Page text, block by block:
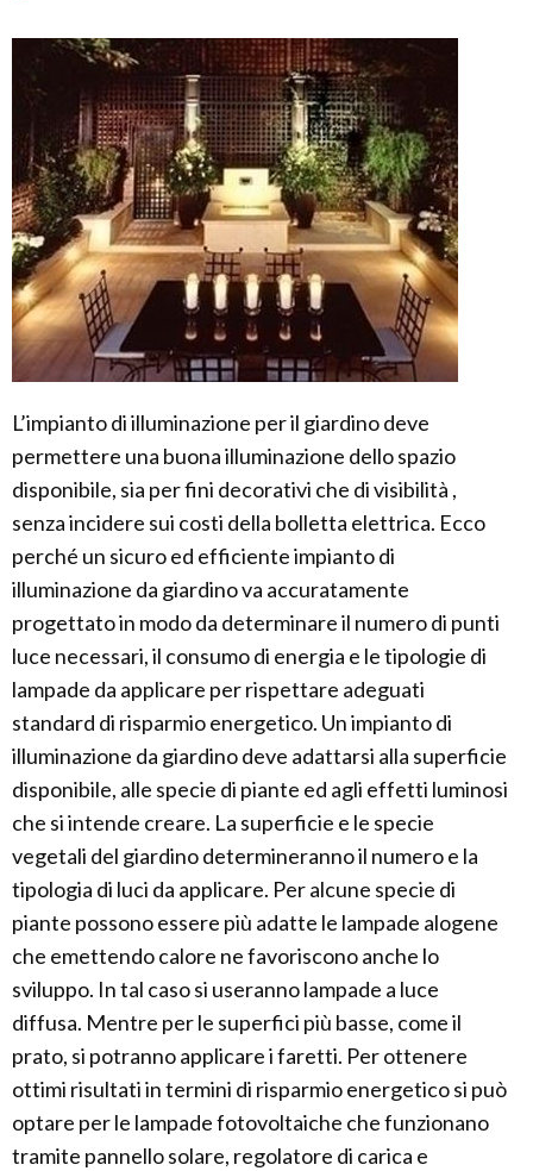
L’impianto di illuminazione per il giardino deve
permettere una buona illuminazione dello spazio
disponibile, sia per fini decorativi che di visibilità ,
senza incidere sui costi della bolletta elettrica. Ecco
perché un sicuro ed efficiente impianto di
illuminazione da giardino va accuratamente
progettato in modo da determinare il numero di punti
luce necessari, il consumo di energia e le tipologie di
lampade da applicare per rispettare adeguati
standard di risparmio energetico. Un impianto di
illuminazione da giardino deve adattarsi alla superficie
disponibile, alle specie di piante ed agli effetti luminosi
che si intende creare. La superficie e le specie
vegetali del giardino determineranno il numero e la
tipologia di luci da applicare. Per alcune specie di
piante possono essere più adatte le lampade alogene
che emettendo calore ne favoriscono anche lo
sviluppo. In tal caso si useranno lampade a luce
diffusa. Mentre per le superfici più basse, come il
prato, si potranno applicare i faretti. Per ottenere
ottimi risultati in termini di risparmio energetico si può
optare per le lampade fotovoltaiche che funzionano
tramite pannello solare, regolatore di carica e